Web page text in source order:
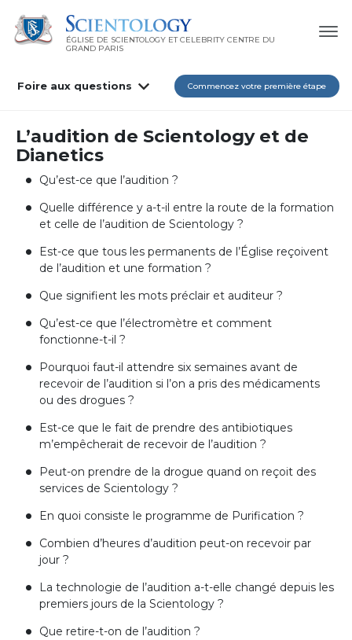
ÉGLISE DE SCIENTOLOGY ET CELEBRITY CENTRE DU
GRAND PARIS
Foire aux questions Commencez votre première étape
L’audition de Scientology et de
Dianetics
Qu’est-ce que l’audition ?
Quelle différence y a-t-il entre la route de la formation
et celle de l’audition de Scientology ?
Est-ce que tous les permanents de l’Église reçoivent
de l’audition et une formation ?
Que signifient les mots préclair et auditeur ?
Qu’est-ce que l’électromètre et comment
fonctionne-t-il ?
Pourquoi faut-il attendre six semaines avant de
recevoir de l’audition si l’on a pris des médicaments
ou des drogues ?
Est-ce que le fait de prendre des antibiotiques
m’empêcherait de recevoir de l’audition ?
Peut-on prendre de la drogue quand on reçoit des
services de Scientology ?
En quoi consiste le programme de Purification ?
Combien d’heures d’audition peut-on recevoir par
jour ?
La technologie de l’audition a-t-elle changé depuis les
premiers jours de la Scientology ?
Que retire-t-on de l’audition ?